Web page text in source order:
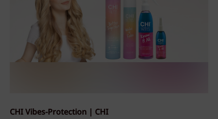
CHI Vibes-Protection | CHI